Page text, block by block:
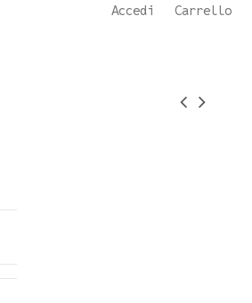
Accedi Carrello